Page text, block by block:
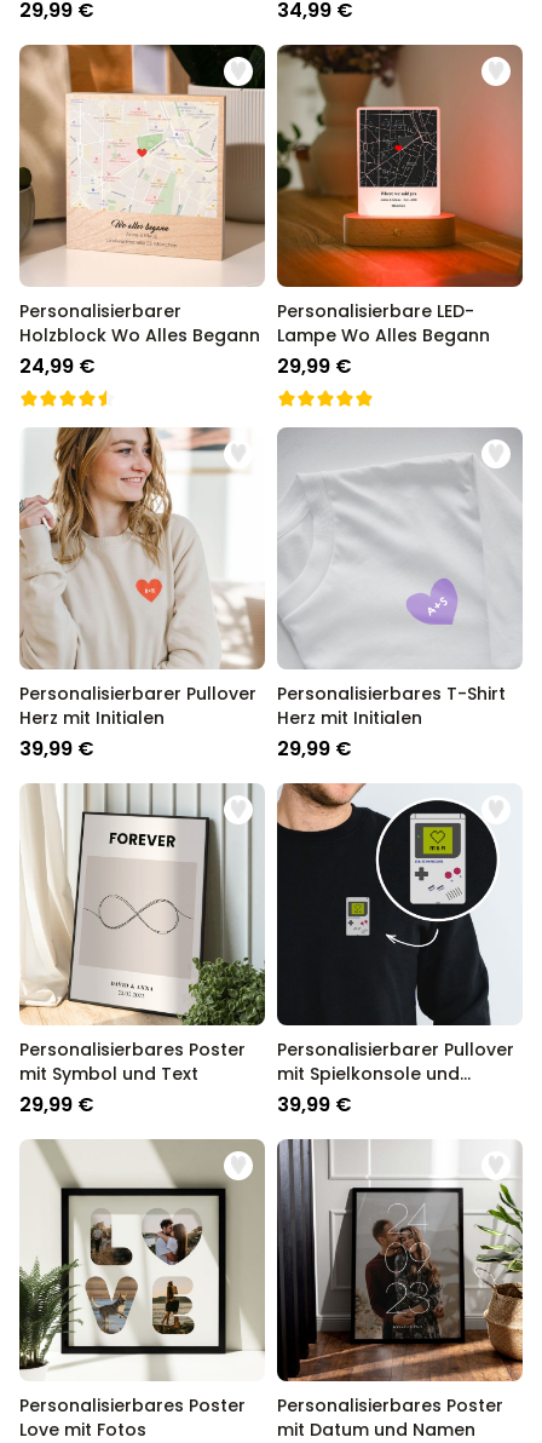
29,99 € 34,99 €
Personalisierbarer
Holzblock Wo Alles Begann
24,99 €
Personalisierbare LED-
Lampe Wo Alles Begann
29,99 €
Personalisierbarer Pullover
Herz mit Initialen
39,99 €
Personalisierbares T-Shirt
Herz mit Initialen
29,99 €
Personalisierbares Poster
mit Symbol und Text
29,99 €
Personalisierbarer Pullover
mit Spielkonsole und
Namen
39,99 €
Personalisierbares Poster
Love mit Fotos
Personalisierbares Poster
mit Datum und Namen